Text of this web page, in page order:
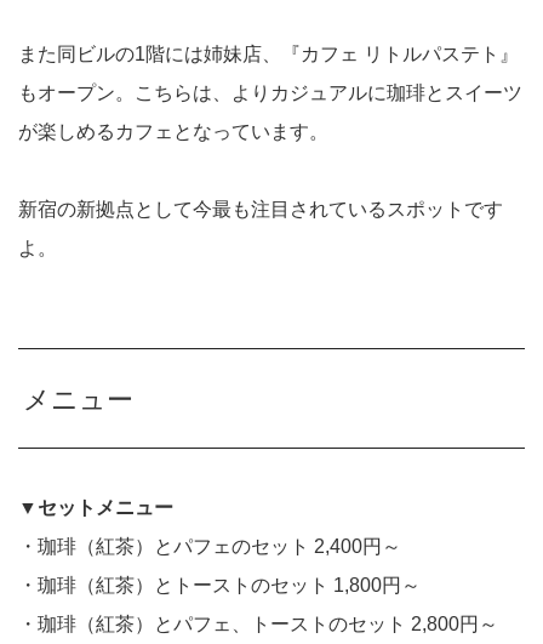
また同ビルの1階には姉妹店、『カフェ リトルパステト』
もオープン。こちらは、よりカジュアルに珈琲とスイーツ
が楽しめるカフェとなっています。
新宿の新拠点として今最も注目されているスポットです
よ。
メニュー
▼セットメニュー
・珈琲（紅茶）とパフェのセット 2,400円～
・珈琲（紅茶）とトーストのセット 1,800円～
・珈琲（紅茶）とパフェ、トーストのセット 2,800円～